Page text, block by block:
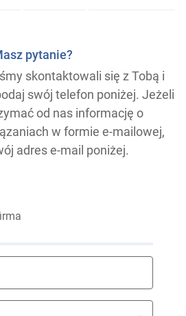
pytanie?
skontaktowali się z Tobą i
swój telefon poniżej. Jeżeli
od nas informację o
w formie e-mailowej,
adres e-mail poniżej.